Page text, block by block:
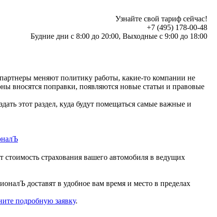
Узнайте свой тариф сейчас!
+7 (495) 178-00-48
Будние дни с 8:00 до 20:00, Выходные с 9:00 до 18:00
меняют политику работы, какие-то компании не
вносятся поправки, появляются новые статьи и правовые
этот раздел, куда будут помещаться самые важные и
страхования вашего автомобиля в ведущих
доставят в удобное вам время и место в пределах
подробную заявку.